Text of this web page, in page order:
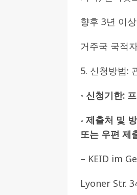
향후 3년 이
거주국 국적
5. 신청방법:
◦ 신청기한:
◦ 제출처 및
또는 우편 제
– KEID im
Lyoner Str.